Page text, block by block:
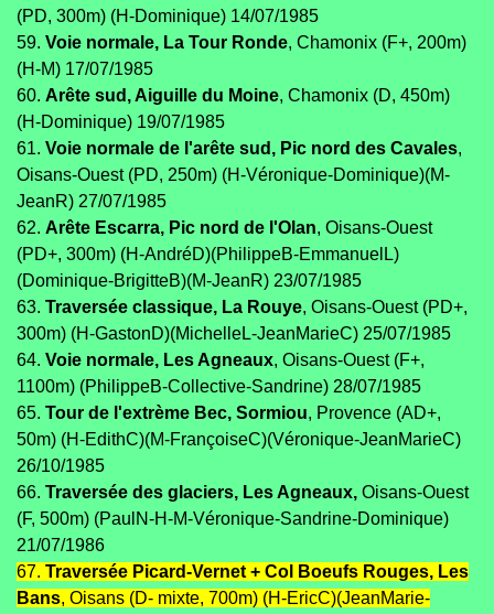
(PD, 300m) (H-Dominique) 14/07/1985
59. Voie normale, La Tour Ronde, Chamonix (F+, 200m)
(H-M) 17/07/1985
60. Arête sud, Aiguille du Moine, Chamonix (D, 450m)
(H-Dominique) 19/07/1985
61. Voie normale de l'arête sud, Pic nord des Cavales,
Oisans-Ouest (PD, 250m) (H-Véronique-Dominique)(M-
JeanR) 27/07/1985
62. Arête Escarra, Pic nord de l'Olan, Oisans-Ouest
(PD+, 300m) (H-AndréD)(PhilippeB-EmmanuelL)
(Dominique-BrigitteB)(M-JeanR) 23/07/1985
63. Traversée classique, La Rouye, Oisans-Ouest (PD+,
300m) (H-GastonD)(MichelleL-JeanMarieC) 25/07/1985
64. Voie normale, Les Agneaux, Oisans-Ouest (F+,
1100m) (PhilippeB-Collective-Sandrine) 28/07/1985
65. Tour de l'extrème Bec, Sormiou, Provence (AD+,
50m) (H-EdithC)(M-FrançoiseC)(Véronique-JeanMarieC)
26/10/1985
66. Traversée des glaciers, Les Agneaux, Oisans-Ouest
(F, 500m) (PaulN-H-M-Véronique-Sandrine-Dominique)
21/07/1986
67. Traversée Picard-Vernet + Col Boeufs Rouges, Les
Bans, Oisans (D- mixte, 700m) (H-EricC)(JeanMarie-